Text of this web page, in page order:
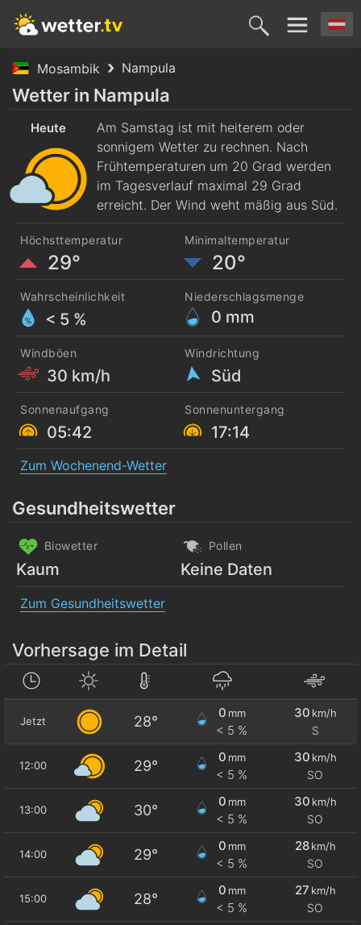
Mosambik Nampula
Heute
8. Aug.
Morgen
9. Aug. 10. Aug. 11. Aug.
Wetter in Nampula
Heute
Am Samstag ist mit heiterem oder
sonnigem Wetter zu rechnen. Nach
Frühtemperaturen um 20 Grad werden
im Tagesverlauf maximal 29 Grad
erreicht. Der Wind weht mäßig aus Süd.
Höchsttemperatur
29°
Minimaltemperatur
20°
Wahrscheinlichkeit
< 5 %
Niederschlagsmenge
0 mm
Windböen
30 km/h
Windrichtung
Süd
Sonnenaufgang
05:42
Sonnenuntergang
17:14
Zum Wochenend-Wetter
Gesundheitswetter
Biowetter
Kaum
Pollen
Keine Daten
Zum Gesundheitswetter
Vorhersage im Detail
Jetzt 28°
0 mm
< 5 %
30 km/h
S
12:00 29°
0 mm
< 5 %
30 km/h
SO
13:00 30°
0 mm
< 5 %
30 km/h
SO
14:00 29°
0 mm
< 5 %
28 km/h
SO
15:00 28°
0 mm
< 5 %
27 km/h
SO